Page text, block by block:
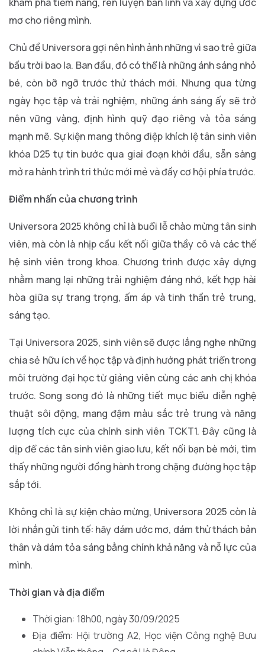
mơ cho riêng mình.
Chủ đề Universora gợi nên hình ảnh những vì sao trẻ giữa
bầu trời bao la. Ban đầu, đó có thể là những ánh sáng nhỏ
bé, còn bỡ ngỡ trước thử thách mới. Nhưng qua từng
ngày học tập và trải nghiệm, những ánh sáng ấy sẽ trở
nên vững vàng, định hình quỹ đạo riêng và tỏa sáng
mạnh mẽ. Sự kiện mang thông điệp khích lệ tân sinh viên
khóa D25 tự tin bước qua giai đoạn khởi đầu, sẵn sàng
mở ra hành trình tri thức mới mẻ và đầy cơ hội phía trước.
Điểm nhấn của chương trình
Universora 2025 không chỉ là buổi lễ chào mừng tân sinh
viên, mà còn là nhịp cầu kết nối giữa thầy cô và các thế
hệ sinh viên trong khoa. Chương trình được xây dựng
nhằm mang lại những trải nghiệm đáng nhớ, kết hợp hài
hòa giữa sự trang trọng, ấm áp và tinh thần trẻ trung,
sáng tạo.
Tại Universora 2025, sinh viên sẽ được lắng nghe những
chia sẻ hữu ích về học tập và định hướng phát triển trong
môi trường đại học từ giảng viên cùng các anh chị khóa
trước. Song song đó là những tiết mục biểu diễn nghệ
thuật sôi động, mang đậm màu sắc trẻ trung và năng
lượng tích cực của chính sinh viên TCKT1. Đây cũng là
dịp để các tân sinh viên giao lưu, kết nối bạn bè mới, tìm
thấy những người đồng hành trong chặng đường học tập
sắp tới.
Không chỉ là sự kiện chào mừng, Universora 2025 còn là
lời nhắn gửi tinh tế: hãy dám ước mơ, dám thử thách bản
thân và dám tỏa sáng bằng chính khả năng và nỗ lực của
mình.
Thời gian và địa điểm
Thời gian: 18h00, ngày 30/09/2025
Địa điểm: Hội trường A2, Học viện Công nghệ Bưu